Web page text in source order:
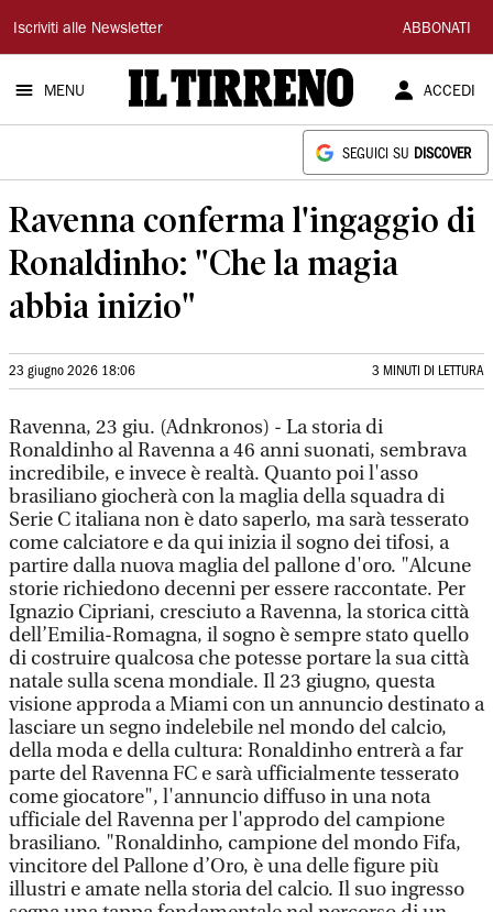
Il
Tirreno
Iscriviti alle Newsletter ABBONATI
MENU ACCEDI
SEGUICI SU DISCOVER
Ravenna conferma l'ingaggio di
Ronaldinho: "Che la magia
abbia inizio"
23 giugno 2026 18:06 3 MINUTI DI LETTURA
Ravenna, 23 giu. (Adnkronos) - La storia di
Ronaldinho al Ravenna a 46 anni suonati, sembrava
incredibile, e invece è realtà. Quanto poi l'asso
brasiliano giocherà con la maglia della squadra di
Serie C italiana non è dato saperlo, ma sarà tesserato
come calciatore e da qui inizia il sogno dei tifosi, a
partire dalla nuova maglia del pallone d'oro. "Alcune
storie richiedono decenni per essere raccontate. Per
Ignazio Cipriani, cresciuto a Ravenna, la storica città
dell’Emilia-Romagna, il sogno è sempre stato quello
di costruire qualcosa che potesse portare la sua città
natale sulla scena mondiale. Il 23 giugno, questa
visione approda a Miami con un annuncio destinato a
lasciare un segno indelebile nel mondo del calcio,
della moda e della cultura: Ronaldinho entrerà a far
parte del Ravenna FC e sarà ufficialmente tesserato
come giocatore", l'annuncio diffuso in una nota
ufficiale del Ravenna per l'approdo del campione
brasiliano. "Ronaldinho, campione del mondo Fifa,
vincitore del Pallone d’Oro, è una delle figure più
illustri e amate nella storia del calcio. Il suo ingresso